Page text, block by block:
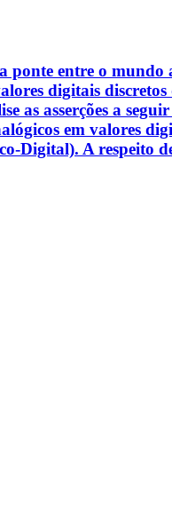
ponte entre o
digitais
as asserções a
em valores
Digital). A respeito